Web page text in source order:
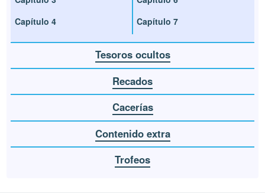
Capítulo 4
Capítulo 7
Tesoros ocultos
Recados
Cacerías
Contenido extra
Trofeos